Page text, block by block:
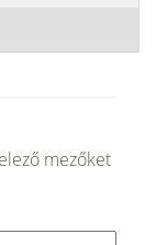
mezőket